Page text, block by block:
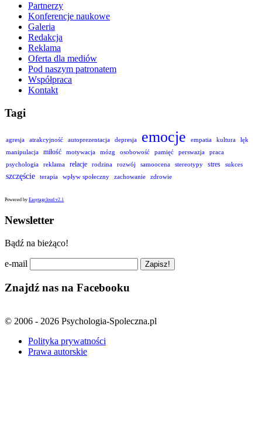
Partnerzy
Konferencje naukowe
Galeria
Redakcja
Reklama
Oferta dla mediów
Pod naszym patronatem
Współpraca
Kontakt
Tagi
agresja atrakcyjność autoprezentacja depresja emocje empatia kultura
lęk
manipulacja
miłość motywacja mózg osobowość pamięć perswazja
praca
psychologia
reklama relacje rodzina rozwój samoocena stereotypy stres sukces
szczęście terapia wpływ społeczny zachowanie zdrowie
Powered by Easytagcloud v2.1
Newsletter
Bądź na bieżąco!
e-mail
Znajdź nas na Facebooku
© 2006 - 2026 Psychologia-Spoleczna.pl
Polityka prywatności
Prawa autorskie